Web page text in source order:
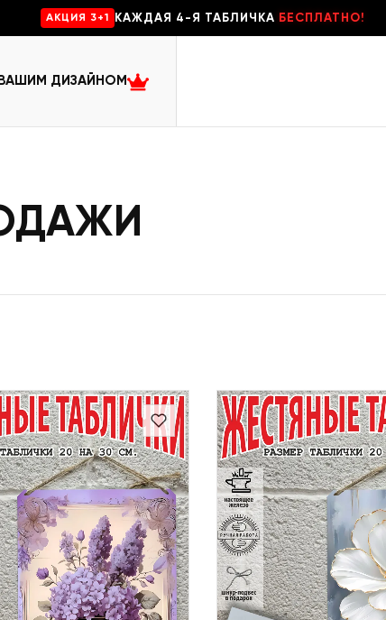
AKЦИЯ 3+1 КАЖДАЯ 4-Я ТАБЛИЧКА БЕСПЛАТНО!
ДИЗАЙНОМ